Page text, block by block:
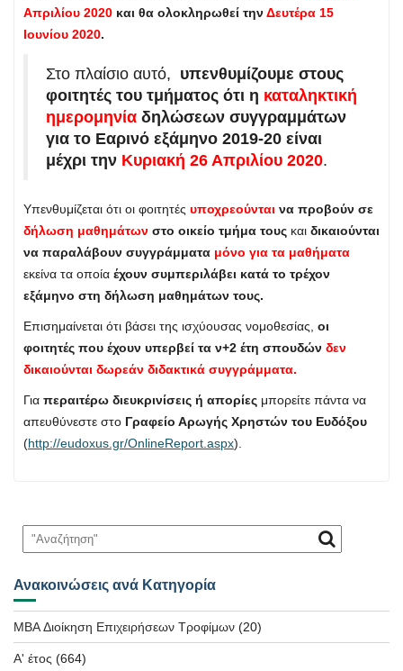
Απριλίου 2020 και θα ολοκληρωθεί τηνΔευτέρα 15
Ιουνίου 2020.
Στο πλαίσιο αυτό, υπενθυμίζουμε στους
φοιτητές του τμήματος ότι η καταληκτική
ημερομηνία δηλώσεων συγγραμμάτων
για το Εαρινό εξάμηνο 2019-20 είναι
μέχρι την Κυριακή 26 Απριλίου 2020.
Υπενθυμίζεται ότι οι φοιτητές υποχρεούνται να προβούν σε
δήλωση μαθημάτων στο οικείο τμήμα τους και δικαιούνται
να παραλάβουν συγγράμματα μόνο για τα μαθήματα
εκείνα τα οποία έχουν συμπεριλάβει κατά το τρέχον
εξάμηνο στη δήλωση μαθημάτων τους.
Επισημαίνεται ότι βάσει της ισχύουσας νομοθεσίας, οι
φοιτητές που έχουν υπερβεί τα ν+2 έτη σπουδών δεν
δικαιούνται δωρεάν διδακτικά συγγράμματα.
Για περαιτέρω διευκρινίσεις ή απορίες μπορείτε πάντα να
απευθύνεστε στο Γραφείο Αρωγής Χρηστών του Ευδόξου
(http://eudoxus.gr/OnlineReport.aspx).
Ανακοινώσεις ανά Κατηγορία
MBA Διοίκηση Επιχειρήσεων Τροφίμων (20)
Α' έτος (664)